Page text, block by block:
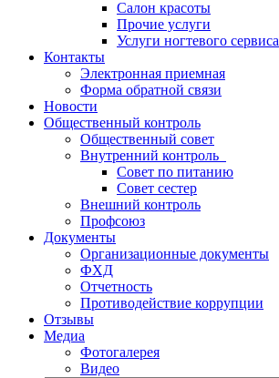
Салон красоты
Прочие услуги
Услуги ногтевого сервиса
Контакты
Электронная приемная
Форма обратной связи
Новости
Общественный контроль
Общественный совет
Внутренний контроль
Совет по питанию
Совет сестер
Внешний контроль
Профсоюз
Документы
Организационные документы
ФХД
Отчетность
Противодействие коррупции
Отзывы
Медиа
Фотогалерея
Видео